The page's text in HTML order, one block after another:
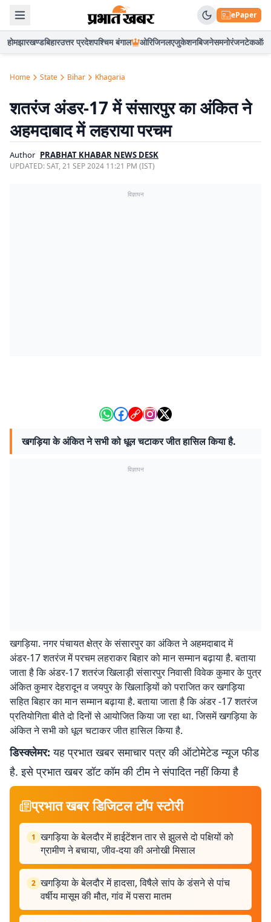
ePaper
होमझारखण्डबिहारउत्तर प्रदेशपश्चिम बंगाल ओरिजिनलएजुकेशनबिजनेसमनोरंजनटेकऑटो
Home State Bihar Khagaria
शतरंज अंडर-17 में संसारपुर का अंकित ने
अहमदाबाद में लहराया परचम
Author PRABHAT KHABAR NEWS DESK
UPDATED:SAT, 21 SEP 2024 11:21 PM (IST)
विज्ञापन
खगड़िया के अंकित ने सभी को धूल चटाकर जीत हासिल किया है.
विज्ञापन
खगड़िया. नगर पंचायत क्षेत्र के संसारपुर का अंकित ने अहमदाबाद में
अंडर-17 शतरंज में परचम लहराकर बिहार को मान सम्मान बढ़ाया है. बताया
जाता है कि अंडर-17 शतरंज खिलाड़ी संसारपुर निवासी विवेक कुमार के पुत्र
अंकित कुमार देहरादून व जयपुर के खिलाड़ियों को पराजित कर खगड़िया
सहित बिहार का मान सम्मान बढ़ाया है. बताया जाता है कि अंडर -17 शतरंज
प्रतियोगिता बीते दो दिनों से आयोजित किया जा रहा था. जिसमें खगड़िया के
अंकित ने सभी को धूल चटाकर जीत हासिल किया है.
डिस्क्लेमर: यह प्रभात खबर समाचार पत्र की ऑटोमेटेड न्यूज फीड
है. इसे प्रभात खबर डॉट कॉम की टीम ने संपादित नहीं किया है
प्रभात खबर डिजिटल टॉप स्टोरी
1 खगड़िया के बेलदौर में हाईटेंशन तार से झुलसे दो पक्षियों को
ग्रामीण ने बचाया, जीव-दया की अनोखी मिसाल
2 खगड़िया के बेलदौर में हादसा, विषैले सांप के डंसने से पांच
वर्षीय मासूम की मौत, गांव में पसरा मातम